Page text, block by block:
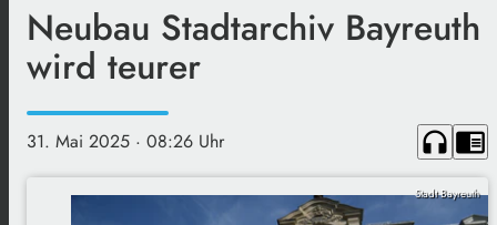
Neubau Stadtarchiv Bayreuth
wird teurer
31. Mai 2025 · 08:26 Uhr headphones chrome_reader_mode
Stadt Bayreuth